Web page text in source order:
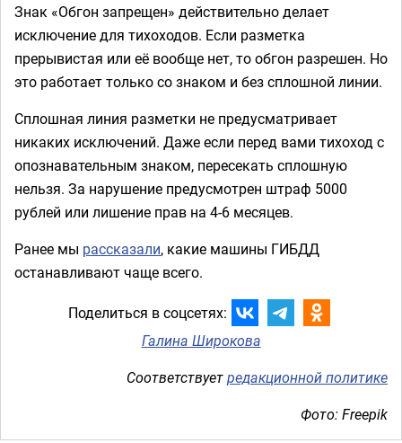
Знак «Обгон запрещен» действительно делает
исключение для тихоходов. Если разметка
прерывистая или её вообще нет, то обгон разрешен. Но
это работает только со знаком и без сплошной линии.
Сплошная линия разметки не предусматривает
никаких исключений. Даже если перед вами тихоход с
опознавательным знаком, пересекать сплошную
нельзя. За нарушение предусмотрен штраф 5000
рублей или лишение прав на 4-6 месяцев.
Ранее мы рассказали, какие машины ГИБДД
останавливают чаще всего.
Поделиться в соцсетях:
Галина Широкова
Соответствуетредакционной политике
Фото: Freepik